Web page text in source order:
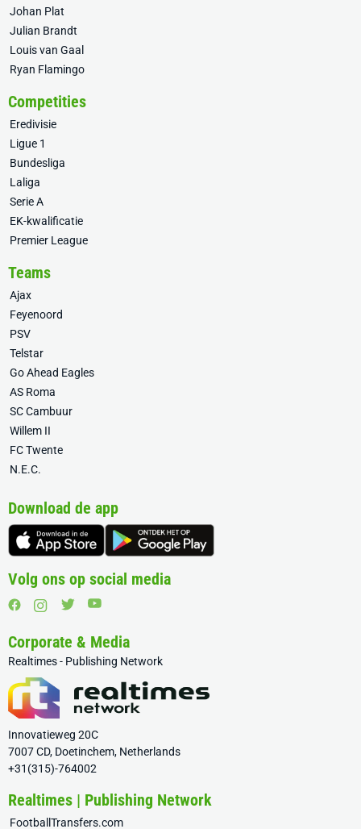
Johan Plat
Julian Brandt
Louis van Gaal
Ryan Flamingo
Competities
Eredivisie
Ligue 1
Bundesliga
Laliga
Serie A
EK-kwalificatie
Premier League
Teams
Ajax
Feyenoord
PSV
Telstar
Go Ahead Eagles
AS Roma
SC Cambuur
Willem II
FC Twente
N.E.C.
Download de app
Volg ons op social media
Corporate & Media
Realtimes - Publishing Network
Innovatieweg 20C
7007 CD, Doetinchem, Netherlands
+31(315)-764002
Realtimes | Publishing Network
FootballTransfers.com